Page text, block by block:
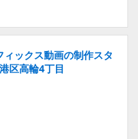
ィックス動画の制作スタ
区高輪4丁目